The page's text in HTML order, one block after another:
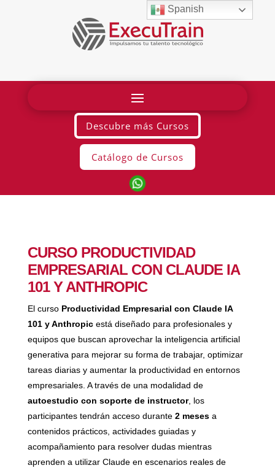
Descubre más Cursos
Catálogo de Cursos
CURSO PRODUCTIVIDAD
EMPRESARIAL CON CLAUDE IA
101 Y ANTHROPIC
El curso Productividad Empresarial con Claude IA
101 y Anthropicestá diseñado para profesionales y
equipos que buscan aprovechar la inteligencia artificial
generativa para mejorar su forma de trabajar, optimizar
tareas diarias y aumentar la productividad en entornos
empresariales. A través de una modalidad de
autoestudio con soporte de instructor, los
participantes tendrán acceso durante 2 mesesa
contenidos prácticos, actividades guiadas y
acompañamiento para resolver dudas mientras
aprenden a utilizar Claude en escenarios reales de
Spanish